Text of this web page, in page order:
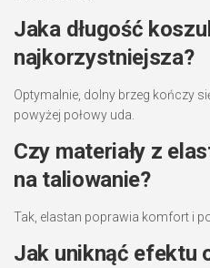
Jaka długość
najkorzystniejsza?
Optymalnie, dolny brzeg kończy
powyżej połowy uda.
Czy materiały z
na taliowanie?
Tak, elastan poprawia komfort i
Jak uniknąć efektu